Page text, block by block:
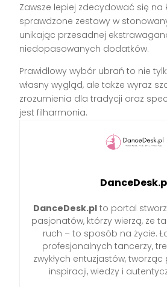
Zawsze lepiej zdecydować się na
sprawdzone zestawy w
unikając przesadnej
niedopasowanych dodatków.
Prawidłowy wybór ubrań to nie
własny wygląd, ale także wyraz
zrozumienia dla tradycji oraz
jest filharmonia.
DanceDesk.pl to portal
pasjonatów, którzy wierzą, że
ruch – to sposób na życie.
profesjonalnych tancerzy,
zwykłych entuzjastów, tworząc
inspiracji, wiedzy i